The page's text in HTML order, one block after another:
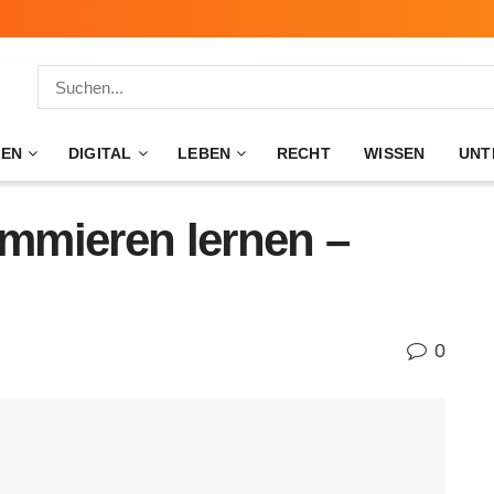
DIGITAL LEBEN RECHT WISSEN
lernen –
0